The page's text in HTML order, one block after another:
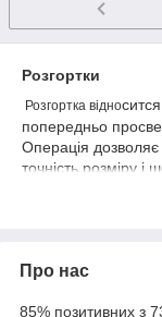
Розгортки
Розгортка відно
попередньо
Операція
точність розміру і
Розгортки є більш
обробки.
В залежності від
Про нас
85% позитивних з 73